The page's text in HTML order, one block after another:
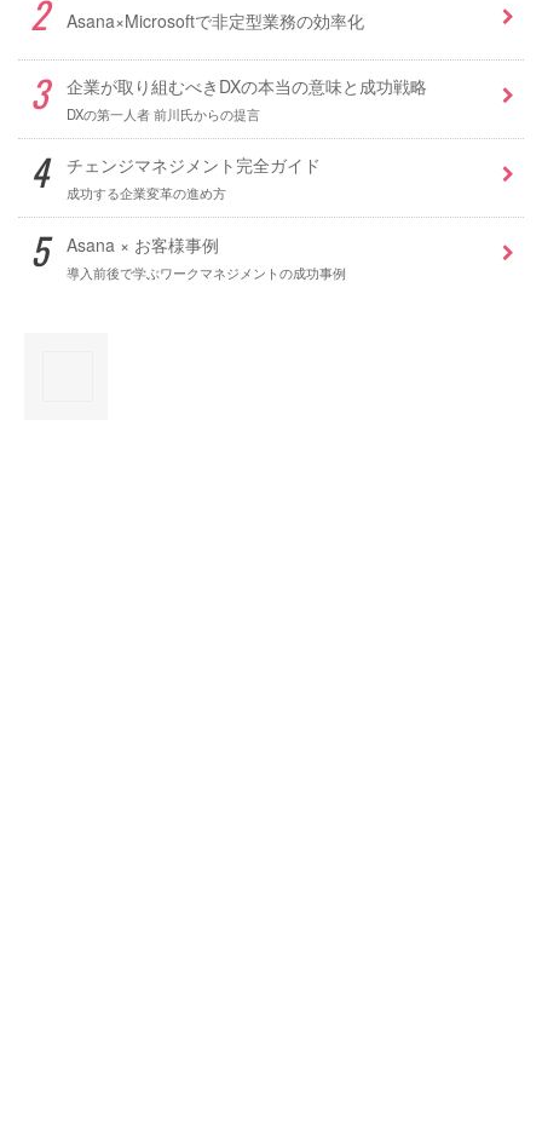
Asana×Microsoftで非定型業務の効率化
企業が取り組むべきDXの本当の意味と成功戦略
DXの第一人者 前川氏からの提言
チェンジマネジメント完全ガイド
成功する企業変革の進め方
Asana × お客様事例
導入前後で学ぶワークマネジメントの成功事例